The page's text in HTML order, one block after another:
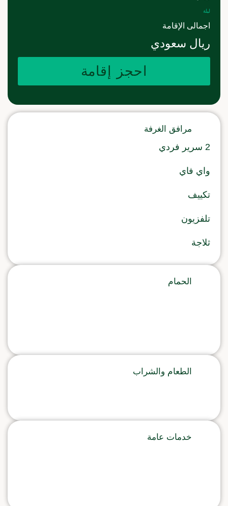
مرافق الغرفة
2 سرير فردي
واي فاي
تكييف
تلفزيون
ثلاجة
الحمام
الطعام والشراب
خدمات عامة
ليلة
اجمالى الإقامة
ريال سعودي
احجز إقامة